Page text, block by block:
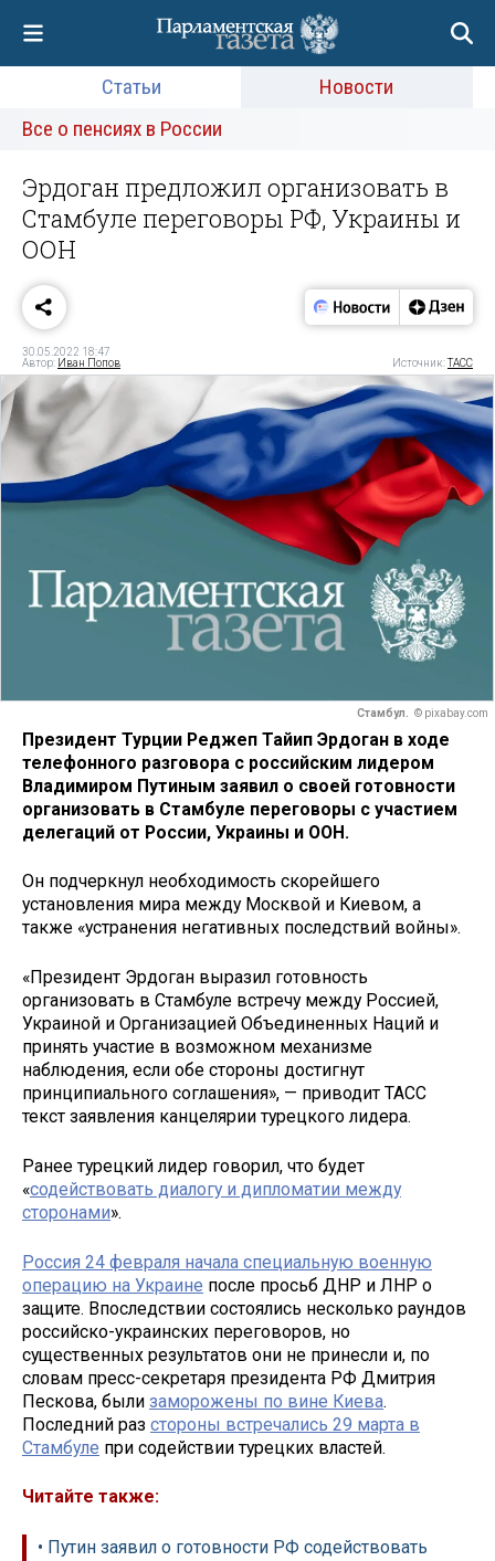
Статьи
Новости
Все о пенсиях в России
Эрдоган предложил организовать в
Стамбуле переговоры РФ, Украины и
ООН
30.05.2022 18:47
Автор: Иван Попов Источник:ТАСС
Стамбул. © pixabay.com
Президент Турции Реджеп Тайип Эрдоган в ходе
телефонного разговора с российским лидером
Владимиром Путиным заявил о своей готовности
организовать в Стамбуле переговоры с участием
делегаций от России, Украины и ООН.
Он подчеркнул необходимость скорейшего
установления мира между Москвой и Киевом, а
также «устранения негативных последствий войны».
«Президент Эрдоган выразил готовность
организовать в Стамбуле встречу между Россией,
Украиной и Организацией Объединенных Наций и
принять участие в возможном механизме
наблюдения, если обе стороны достигнут
принципиального соглашения», — приводит ТАСС
текст заявления канцелярии турецкого лидера.
Ранее турецкий лидер говорил, что будет
«содействовать диалогу и дипломатии между
сторонами».
Россия 24 февраля начала специальную военную
операцию на Украине после просьб ДНР и ЛНР о
защите. Впоследствии состоялись несколько раундов
российско-украинских переговоров, но
существенных результатов они не принесли и, по
словам пресс-секретаря президента РФ Дмитрия
Пескова, были заморожены по вине Киева.
Последний раз стороны встречались 29 марта в
Стамбуле при содействии турецких властей.
Читайте также:
• Путин заявил о готовности РФ содействовать